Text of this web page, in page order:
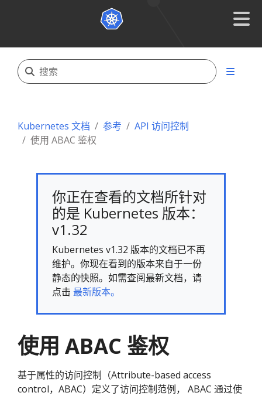
Kubernetes 文档 参考
API 访问控制
使用 ABAC 鉴权
你正在查看的文档所针对
的是 Kubernetes 版本：
v1.32
Kubernetes v1.32 版本的文档已不再
维护。你现在看到的版本来自于一份
静态的快照。如需查阅最新文档，请
点击 最新版本。
使用 ABAC 鉴权
基于属性的访问控制（Attribute-based access
control，ABAC）定义了访问控制范例， ABAC 通过使